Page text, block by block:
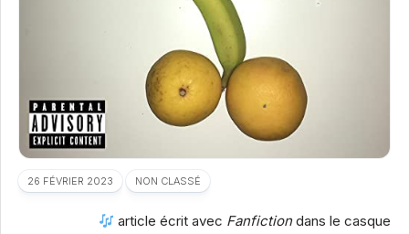
26 FÉVRIER 2023 NON CLASSÉ
article écrit avec Fanfictiondans le casque